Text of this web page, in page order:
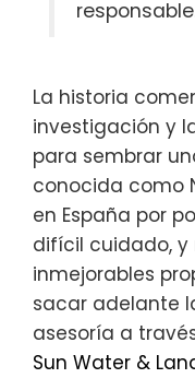
La historia
investigación y
para sembrar
conocida como
en España por
difícil cuidado, y
inmejorables
sacar adelante
asesoría a
Sun Water &